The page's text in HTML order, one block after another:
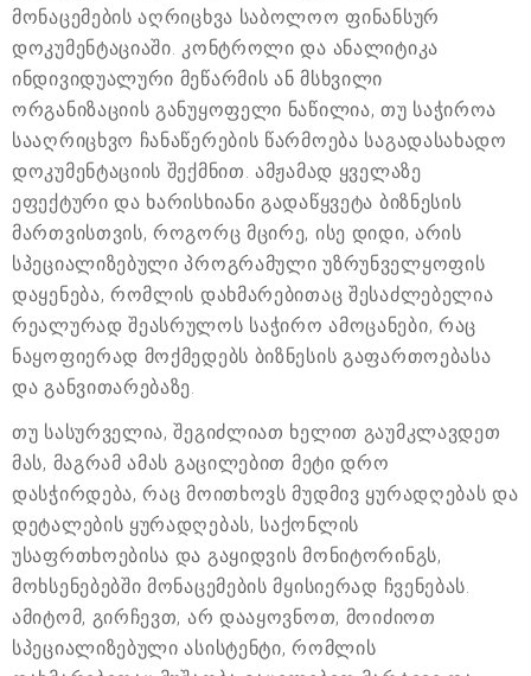
მონაცემების აღრიცხვა საბოლოო ფინანსურ
დოკუმენტაციაში. კონტროლი და ანალიტიკა
ინდივიდუალური მეწარმის ან მსხვილი
ორგანიზაციის განუყოფელი ნაწილია, თუ საჭიროა
სააღრიცხვო ჩანაწერების წარმოება საგადასახადო
დოკუმენტაციის შექმნით. ამჟამად ყველაზე
ეფექტური და ხარისხიანი გადაწყვეტა ბიზნესის
მართვისთვის, როგორც მცირე, ისე დიდი, არის
სპეციალიზებული პროგრამული უზრუნველყოფის
დაყენება, რომლის დახმარებითაც შესაძლებელია
რეალურად შეასრულოს საჭირო ამოცანები, რაც
ნაყოფიერად მოქმედებს ბიზნესის გაფართოებასა
და განვითარებაზე.
თუ სასურველია, შეგიძლიათ ხელით გაუმკლავდეთ
მას, მაგრამ ამას გაცილებით მეტი დრო
დასჭირდება, რაც მოითხოვს მუდმივ ყურადღებას და
დეტალების ყურადღებას, საქონლის
უსაფრთხოებისა და გაყიდვის მონიტორინგს,
მოხსენებებში მონაცემების მყისიერად ჩვენებას.
ამიტომ, გირჩევთ, არ დააყოვნოთ, მოიძიოთ
სპეციალიზებული ასისტენტი, რომლის